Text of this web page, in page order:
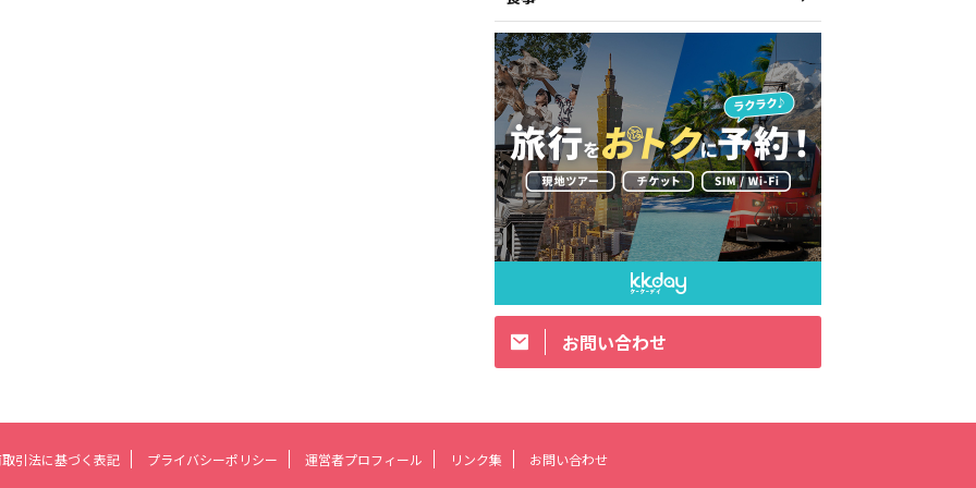
お問い合わせ
引法に基づく表記 プライバシーポリシー 運営者プロフィール リンク集 お問い合わせ